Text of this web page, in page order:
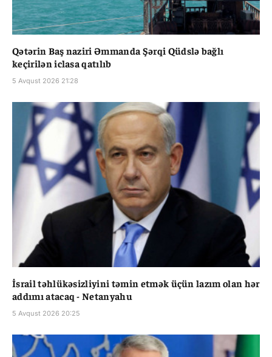
Qətərin Baş naziri Əmmanda Şərqi Qüdslə bağlı
keçirilən iclasa qatılıb
5 Avqust 2026 21:28
İsrail təhlükəsizliyini təmin etmək üçün lazım olan hər
addımı atacaq - Netanyahu
5 Avqust 2026 20:25